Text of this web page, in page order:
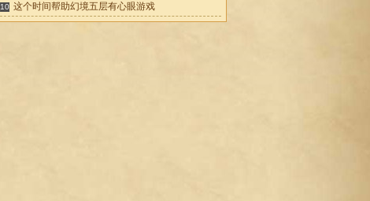
10 这个时间帮助幻境五层有心眼游戏